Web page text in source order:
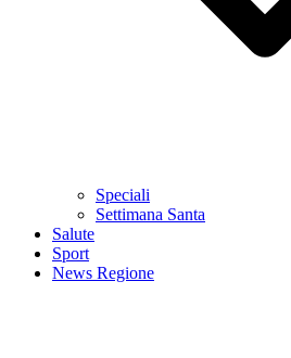
Speciali
Settimana Santa
Salute
Sport
News Regione